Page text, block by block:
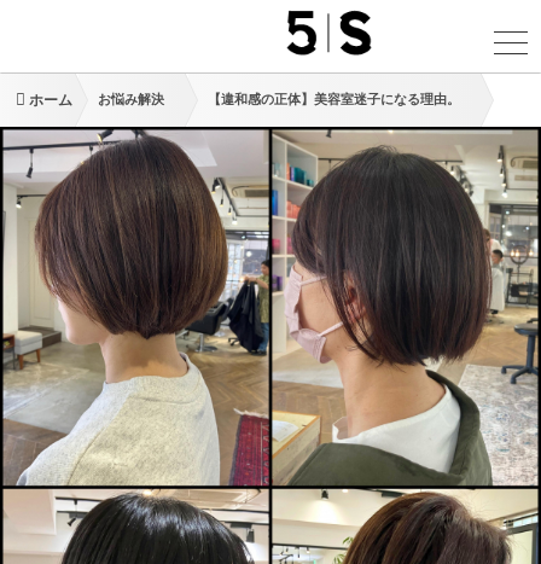
ホーム お悩み解決 【違和感の正体】美容室迷子になる理由。